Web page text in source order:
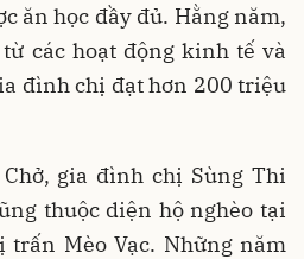
ăn học đầy đủ. Hằng năm,
các hoạt động kinh tế và
đình chị đạt hơn 200 triệu
gia đình chị Sùng Thi
thuộc diện hộ nghèo tại
trấn Mèo Vạc. Những năm